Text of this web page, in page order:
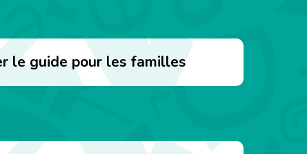
le guide pour les familles